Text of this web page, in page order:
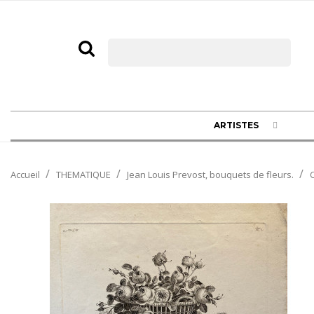
ARTISTES
Accueil THEMATIQUE Jean Louis Prevost, bouquets de fleurs.